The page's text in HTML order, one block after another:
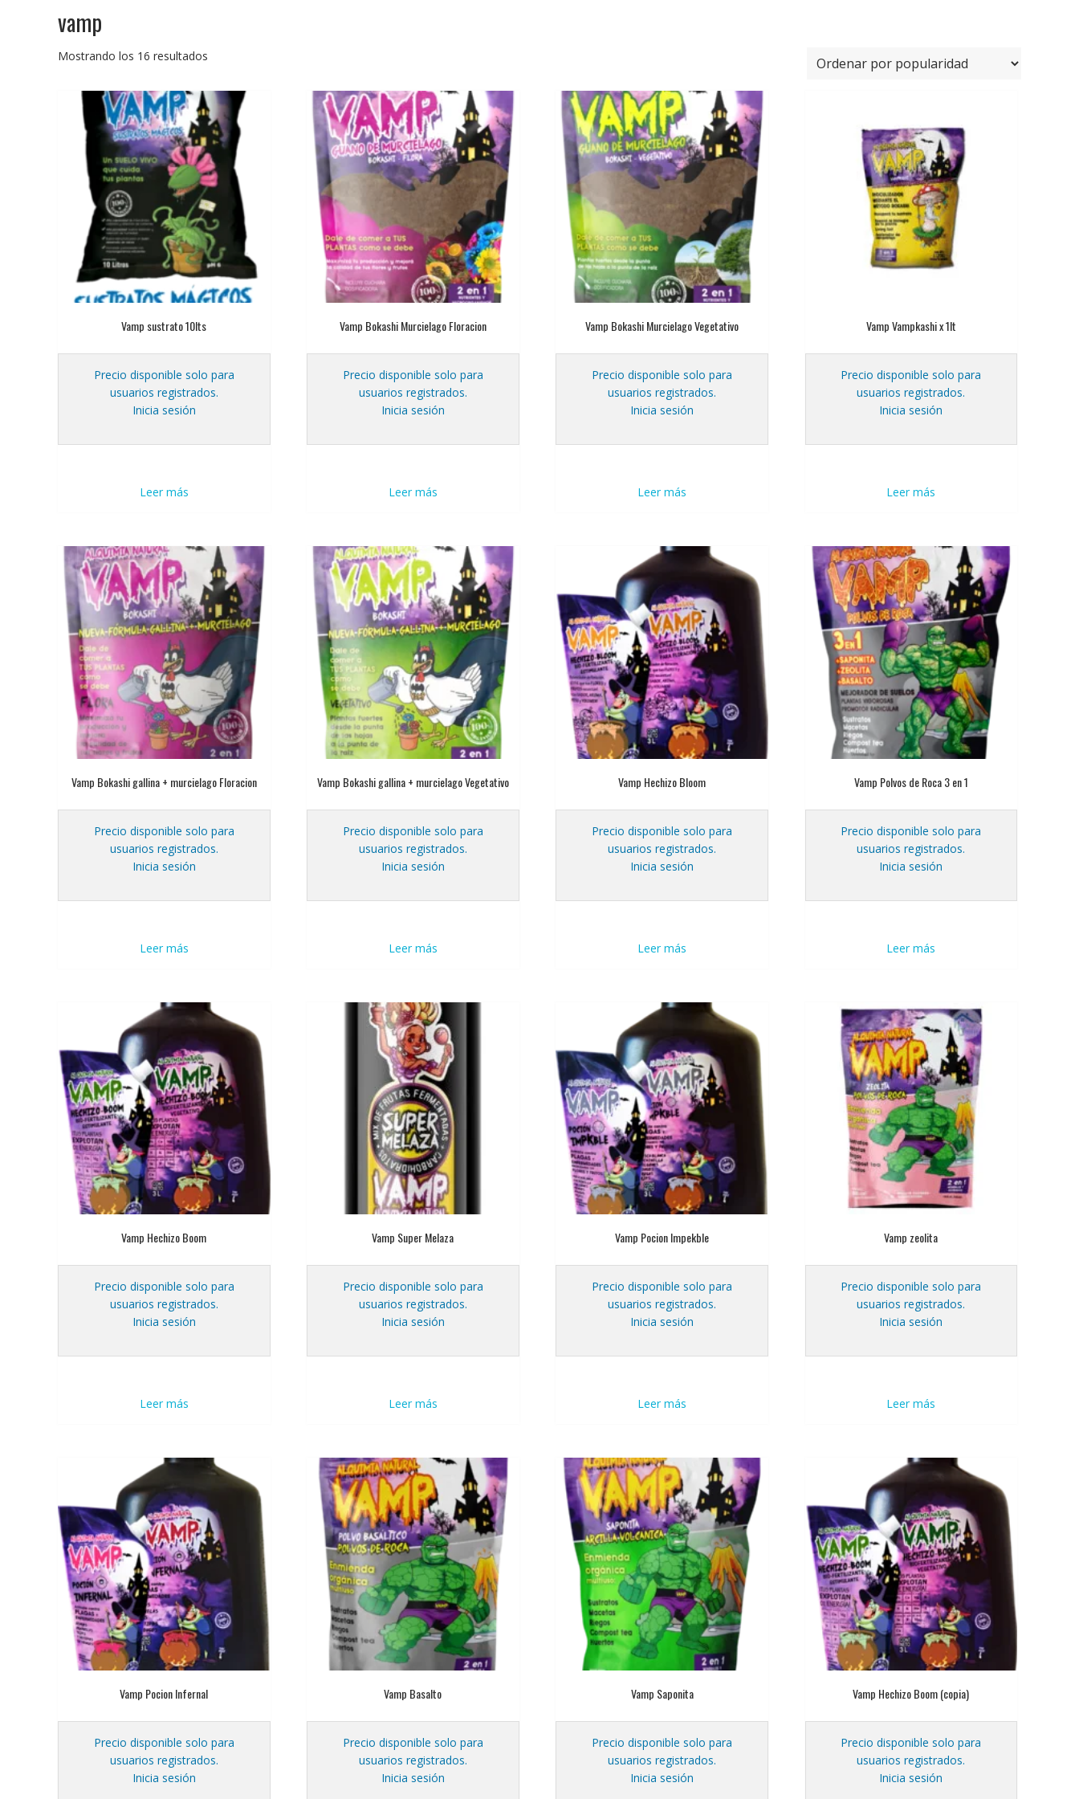
vamp
Mostrando los 16 resultados
Vamp sustrato 10lts
Precio disponible solo para
usuarios registrados.
Inicia sesión
Leer más
Vamp Bokashi Murcielago Floracion
Precio disponible solo para
usuarios registrados.
Inicia sesión
Leer más
Vamp Bokashi Murcielago Vegetativo
Precio disponible solo para
usuarios registrados.
Inicia sesión
Leer más
Vamp Vampkashi x 1lt
Precio disponible solo para
usuarios registrados.
Inicia sesión
Leer más
Vamp Bokashi gallina + murcielago Floracion
Precio disponible solo para
usuarios registrados.
Inicia sesión
Leer más
Vamp Bokashi gallina + murcielago Vegetativo
Precio disponible solo para
usuarios registrados.
Inicia sesión
Leer más
Vamp Hechizo Bloom
Precio disponible solo para
usuarios registrados.
Inicia sesión
Leer más
Vamp Polvos de Roca 3 en 1
Precio disponible solo para
usuarios registrados.
Inicia sesión
Leer más
Vamp Hechizo Boom
Precio disponible solo para
usuarios registrados.
Inicia sesión
Leer más
Vamp Super Melaza
Precio disponible solo para
usuarios registrados.
Inicia sesión
Leer más
Vamp Pocion Impekble
Precio disponible solo para
usuarios registrados.
Inicia sesión
Leer más
Vamp zeolita
Precio disponible solo para
usuarios registrados.
Inicia sesión
Leer más
Vamp Pocion Infernal
Precio disponible solo para
usuarios registrados.
Inicia sesión
Vamp Basalto
Precio disponible solo para
usuarios registrados.
Inicia sesión
Vamp Saponita
Precio disponible solo para
usuarios registrados.
Inicia sesión
Vamp Hechizo Boom (copia)
Precio disponible solo para
usuarios registrados.
Inicia sesión